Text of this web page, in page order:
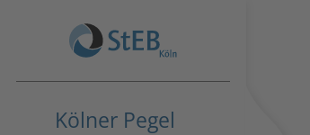
Kölner Pegel